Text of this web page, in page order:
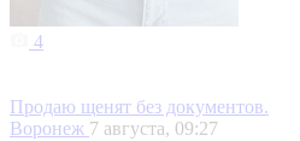
4
Продаю щенят без документов.
Воронеж 7 августа, 09:27